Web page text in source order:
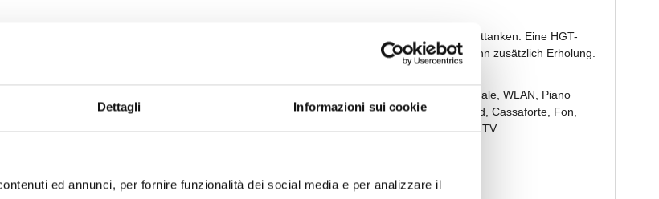
Dettagli Informazioni sui cookie
ed annunci, per fornire funzionalità dei social media e per analizzare il